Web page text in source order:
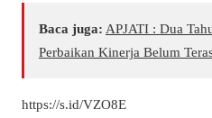
Baca juga: APJATI : Dua
Perbaikan Kinerja Belum
https://s.id/VZO8E